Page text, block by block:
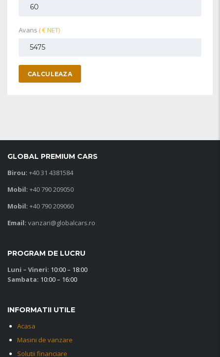
Avans ( € NET)
CALCULEAZA
GLOBAL PREMIUM CARS
Birou: +40 31 4381584
Mobil: +40 790 209050
Mobil: +40 790 209060
Email: vanzari@globalcars.ro
PROGRAM DE LUCRU
Luni – Vineri: 10:00 – 18:00
Sambata: 10:00 – 16:00
INFORMATII UTILE
Acasa
Masini de vanzare
Solutii financiare